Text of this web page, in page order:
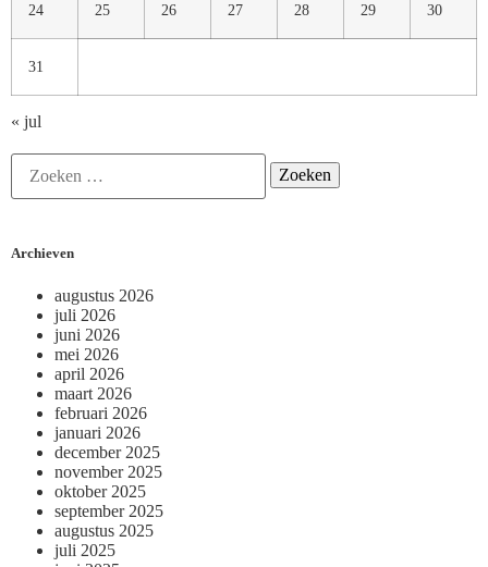
24 25 26 27 28 29 30
31
« jul
Archieven
augustus 2026
juli 2026
juni 2026
mei 2026
april 2026
maart 2026
februari 2026
januari 2026
december 2025
november 2025
oktober 2025
september 2025
augustus 2025
juli 2025